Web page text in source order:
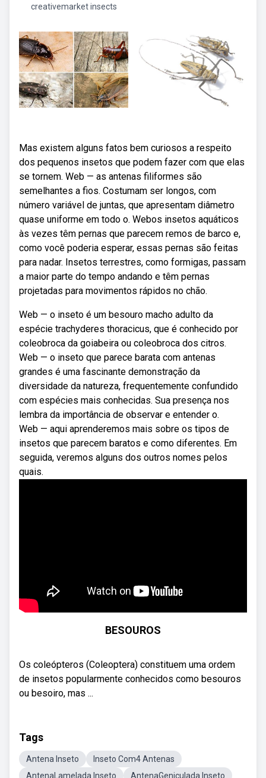
creativemarket insects
Mas existem alguns fatos bem curiosos a respeito
dos pequenos insetos que podem fazer com que elas
se tornem. Web — as antenas filiformes são
semelhantes a fios. Costumam ser longos, com
número variável de juntas, que apresentam diâmetro
quase uniforme em todo o. Webos insetos aquáticos
às vezes têm pernas que parecem remos de barco e,
como você poderia esperar, essas pernas são feitas
para nadar. Insetos terrestres, como formigas, passam
a maior parte do tempo andando e têm pernas
projetadas para movimentos rápidos no chão.
Web — o inseto é um besouro macho adulto da
espécie trachyderes thoracicus, que é conhecido por
coleobroca da goiabeira ou coleobroca dos citros.
Web — o inseto que parece barata com antenas
grandes é uma fascinante demonstração da
diversidade da natureza, frequentemente confundido
com espécies mais conhecidas. Sua presença nos
lembra da importância de observar e entender o.
Web — aqui aprenderemos mais sobre os tipos de
insetos que parecem baratos e como diferentes. Em
seguida, veremos alguns dos outros nomes pelos
quais.
BESOUROS
Os coleópteros (Coleoptera) constituem uma ordem
de insetos popularmente conhecidos como besouros
ou besoiro, mas ...
Tags
Antena Inseto
Inseto Com4 Antenas
AntenaLamelada Inseto
AntenaGeniculada Inseto